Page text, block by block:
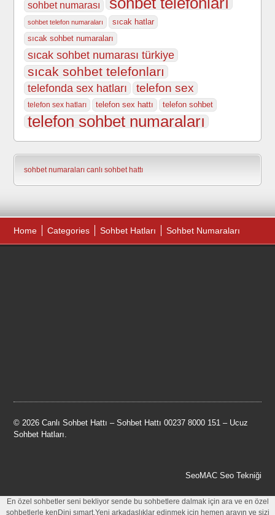
sohbet numarası
sohbet telefon numaraları
sıcak hatlar
sıcak sohbet numaraları
sıcak sohbet numarası türkiye
sıcak sohbet telefonları
telefonda sex hatları telefon sex
telefon sex hatları telefon sex hattı telefon sohbet
telefon sohbet numaraları
sohbet numaraları canlı sohbet hattı
Home Categories Sohbet Hatları Sohbet Numaraları
© 2026 Canlı Sohbet Hattı – Sohbet Hattı 00237 8000 151 – Ucuz
Sohbet Hatları.
SeoMAC Seo Tekniği
En özel sohbetler seni bekliyor sende bu sohbetlere dalmak için ara ve en özel
sohbetlerle kenDini şımart.Yeni arkadaşlıklar edinmek için hemen arayın ve sizi